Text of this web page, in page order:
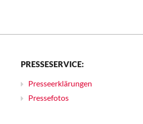
PRESSESERVICE:
Presseerklärungen
Pressefotos